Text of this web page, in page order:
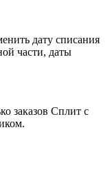
дату списания
части, даты
заказов Сплит с